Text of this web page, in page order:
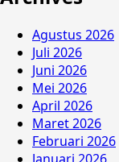
Agustus 2026
Juli 2026
Juni 2026
Mei 2026
April 2026
Maret 2026
Februari 2026